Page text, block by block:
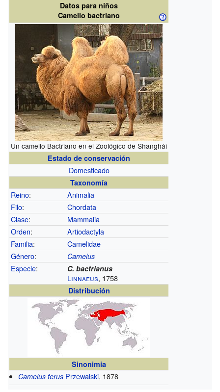
Datos para niños
Camello bactriano
Un camello Bactriano en el Zoológico de Shanghái
Estado de conservación
Domesticado
Taxonomía
Reino:
Animalia
Filo:
Chordata
Clase:
Mammalia
Orden:
Artiodactyla
Familia:
Camelidae
Género: Camelus
Especie: C. bactrianus
Linnaeus, 1758
Distribución
Sinonimia
Camelus ferus Przewalski, 1878